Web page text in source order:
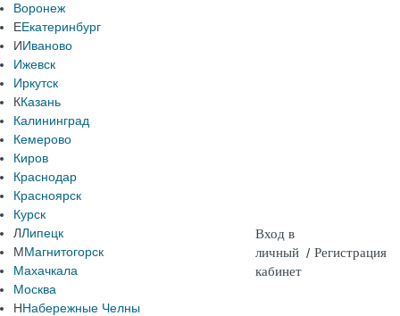
Воронеж
ЕЕкатеринбург
ИИваново
Ижевск
Иркутск
ККазань
Калининград
Кемерово
Киров
Краснодар
Красноярск
Курск
ЛЛипецк
ММагнитогорск
Махачкала
Москва
ННабережные Челны
Вход в
личный
кабинет
/ Регистрация